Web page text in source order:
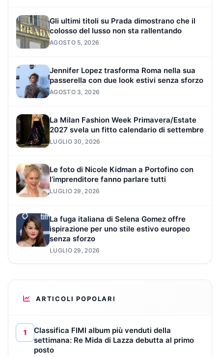
Gli ultimi titoli su Prada dimostrano che il
colosso del lusso non sta rallentando
AGOSTO 5, 2026
Jennifer Lopez trasforma Roma nella sua
passerella con due look estivi senza sforzo
AGOSTO 3, 2026
La Milan Fashion Week Primavera/Estate
2027 svela un fitto calendario di settembre
LUGLIO 30, 2026
Le foto di Nicole Kidman a Portofino con
l’imprenditore fanno parlare tutti
LUGLIO 29, 2026
La fuga italiana di Selena Gomez offre
ispirazione per uno stile estivo europeo
senza sforzo
LUGLIO 29, 2026
ARTICOLI POPOLARI
1
Classifica FIMI album più venduti della
settimana: Re Mida di Lazza debutta al primo
posto